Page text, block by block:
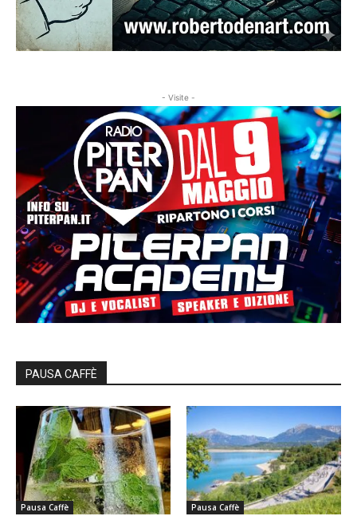
- Visite -
PAUSA CAFFÈ
Pausa Caffè Pausa Caffè